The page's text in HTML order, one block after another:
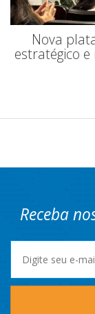
Nova
estratégico
Receba